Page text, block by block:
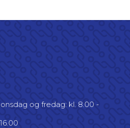
og fredag: kl. 8.00 -